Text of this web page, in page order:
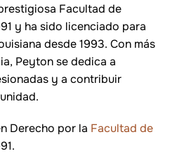
Facultad de
y ha sido licenciado para
desde 1993. Con más
Peyton se dedica a
y a contribuir
Derecho por la Facultad de